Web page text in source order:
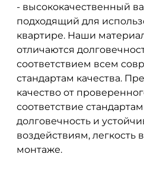
- высококачественный
подходящий для
квартире. Наши
отличаются
соответствием всем
стандартам качества.
качество от
соответствие
долговечность и
воздействиям, легкость
монтаже.